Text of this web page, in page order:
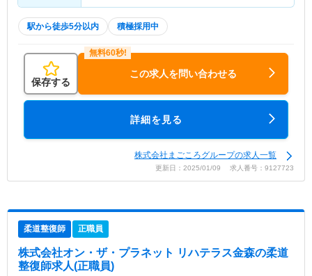
駅から徒歩5分以内 積極採用中
保存する
この求人を問い合わせる
詳細を見る
株式会社まごころグループの求人一覧
更新日：2025/01/09 求人番号：9127723
柔道整復師 正職員
株式会社オン・ザ・プラネット リハテラス金森の柔道
整復師求人(正職員)